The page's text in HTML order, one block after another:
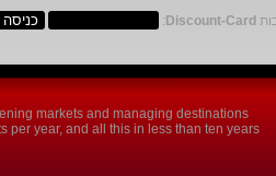
Discount-Card
:
markets and managing destinations
year, and all this in less than ten years.